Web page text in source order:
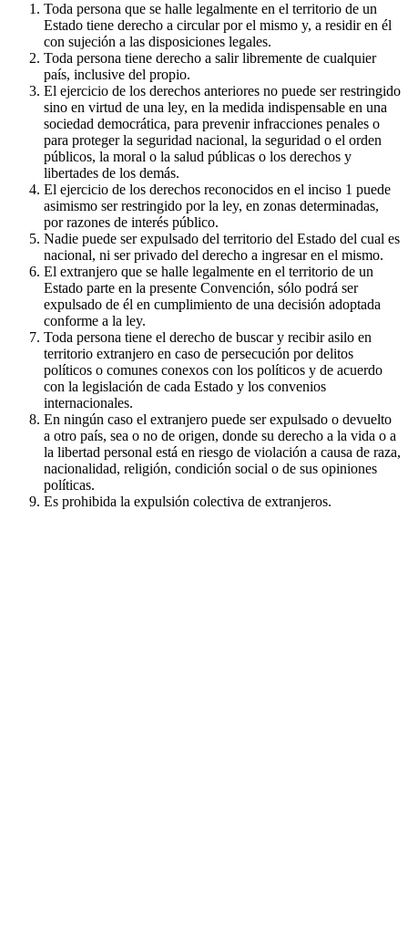
Toda persona que se halle legalmente en el territorio de un
Estado tiene derecho a circular por el mismo y, a residir en él
con sujeción a las disposiciones legales.
Toda persona tiene derecho a salir libremente de cualquier
país, inclusive del propio.
El ejercicio de los derechos anteriores no puede ser restringido
sino en virtud de una ley, en la medida indispensable en una
sociedad democrática, para prevenir infracciones penales o
para proteger la seguridad nacional, la seguridad o el orden
públicos, la moral o la salud públicas o los derechos y
libertades de los demás.
El ejercicio de los derechos reconocidos en el inciso 1 puede
asimismo ser restringido por la ley, en zonas determinadas,
por razones de interés público.
Nadie puede ser expulsado del territorio del Estado del cual es
nacional, ni ser privado del derecho a ingresar en el mismo.
El extranjero que se halle legalmente en el territorio de un
Estado parte en la presente Convención, sólo podrá ser
expulsado de él en cumplimiento de una decisión adoptada
conforme a la ley.
Toda persona tiene el derecho de buscar y recibir asilo en
territorio extranjero en caso de persecución por delitos
políticos o comunes conexos con los políticos y de acuerdo
con la legislación de cada Estado y los convenios
internacionales.
En ningún caso el extranjero puede ser expulsado o devuelto
a otro país, sea o no de origen, donde su derecho a la vida o a
la libertad personal está en riesgo de violación a causa de raza,
nacionalidad, religión, condición social o de sus opiniones
políticas.
Es prohibida la expulsión colectiva de extranjeros.